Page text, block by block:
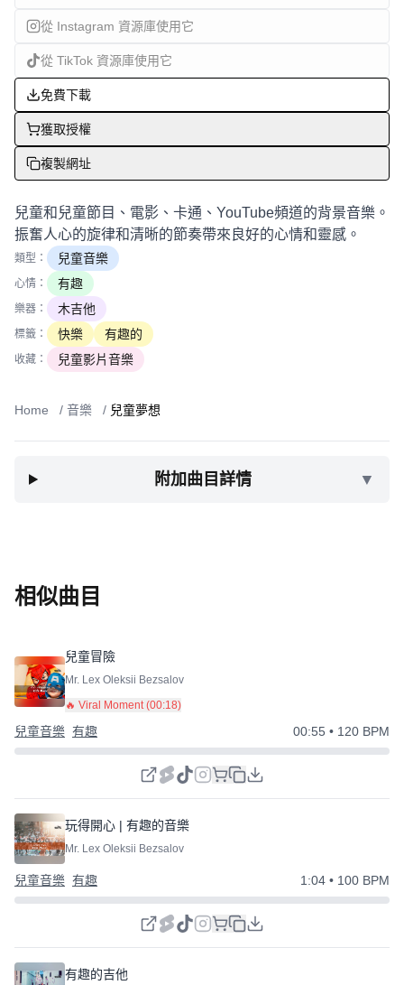
從 Instagram 資源庫使用它
從 TikTok 資源庫使用它
免費下載
獲取授權
複製網址
兒童和兒童節目、電影、卡通、YouTube頻道的背景音樂。
振奮人心的旋律和清晰的節奏帶來良好的心情和靈感。
類型： 兒童音樂
心情： 有趣
樂器： 木吉他
標籤： 快樂 有趣的
收藏： 兒童影片音樂
Home / 音樂 / 兒童夢想
附加曲目詳情 ▼
相似曲目
兒童冒險
Mr. Lex Oleksii Bezsalov
🔥 Viral Moment (00:18)
兒童音樂 有趣 00:55 • 120 BPM
玩得開心 | 有趣的音樂
Mr. Lex Oleksii Bezsalov
兒童音樂 有趣 1:04 • 100 BPM
有趣的吉他